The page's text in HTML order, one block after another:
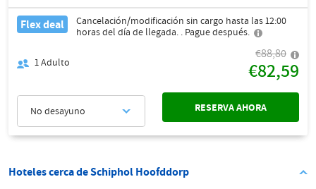
Flex deal
Cancelación/modificación sin cargo hasta las 12:00
horas del día de llegada. . Pague después.
1Adulto
€88,80
€82,59
No desayuno RESERVA AHORA
Hoteles cerca de Schiphol Hoofddorp